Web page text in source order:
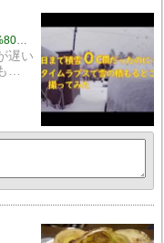
https://foods78.food.blog/2019/11/15/%e4%b8%80%e6%b0%97%e3%81%ab%e5%86%ac%e3%81%8c%e6%9d%a5%e3%81%9f%e2%80%bc/
遅い
…